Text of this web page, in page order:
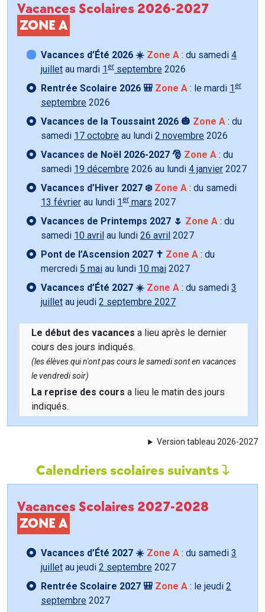
Vacances Scolaires 2026-2027
ZONE A
Vacances d’Été 2026 ☀️ Zone A : du samedi 4
juillet au mardi 1 er septembre 2026
Rentrée Scolaire 2026 🎒 Zone A : le mardi 1 er
septembre 2026
Vacances de la Toussaint 2026 🎃 Zone A : du
samedi 17 octobre au lundi 2 novembre 2026
Vacances de Noël 2026-2027 🎅 Zone A : du
samedi 19 décembre 2026 au lundi 4 janvier 2027
Vacances d’Hiver 2027 ❄️ Zone A : du samedi
13 février au lundi 1 er mars 2027
Vacances de Printemps 2027 🌷 Zone A : du
samedi 10 avril au lundi 26 avril 2027
Pont de l’Ascension 2027 ✝️ Zone A : du
mercredi 5 mai au lundi 10 mai 2027
Vacances d’Été 2027 ☀️ Zone A : du samedi 3
juillet au jeudi 2 septembre 2027
Le début des vacances a lieu après le dernier
cours des jours indiqués.
(les élèves qui n'ont pas cours le samedi sont en vacances
le vendredi soir)
La reprise des cours a lieu le matin des jours
indiqués.
Version tableau 2026-2027
Calendriers scolaires suivants
Vacances Scolaires 2027-2028
ZONE A
Vacances d’Été 2027 ☀️ Zone A : du samedi 3
juillet au jeudi 2 septembre 2027
Rentrée Scolaire 2027 🎒 Zone A : le jeudi 2
septembre 2027